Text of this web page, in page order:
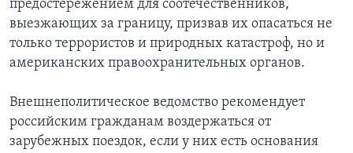
предостережением для соотечественников,
выезжающих за границу, призвав их опасаться не
только террористов и природных катастроф, но и
американских правоохранительных органов.
Внешнеполитическое ведомство рекомендует
российским гражданам воздержаться от
зарубежных поездок, если у них есть основания